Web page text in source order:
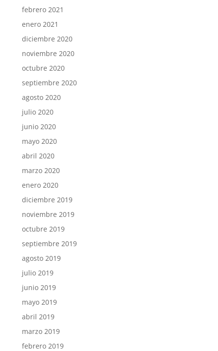
febrero 2021
enero 2021
diciembre 2020
noviembre 2020
octubre 2020
septiembre 2020
agosto 2020
julio 2020
junio 2020
mayo 2020
abril 2020
marzo 2020
enero 2020
diciembre 2019
noviembre 2019
octubre 2019
septiembre 2019
agosto 2019
julio 2019
junio 2019
mayo 2019
abril 2019
marzo 2019
febrero 2019